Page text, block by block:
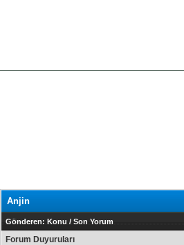
Anjin
Gönderen: Konu / Son Yorum
Forum Duyuruları